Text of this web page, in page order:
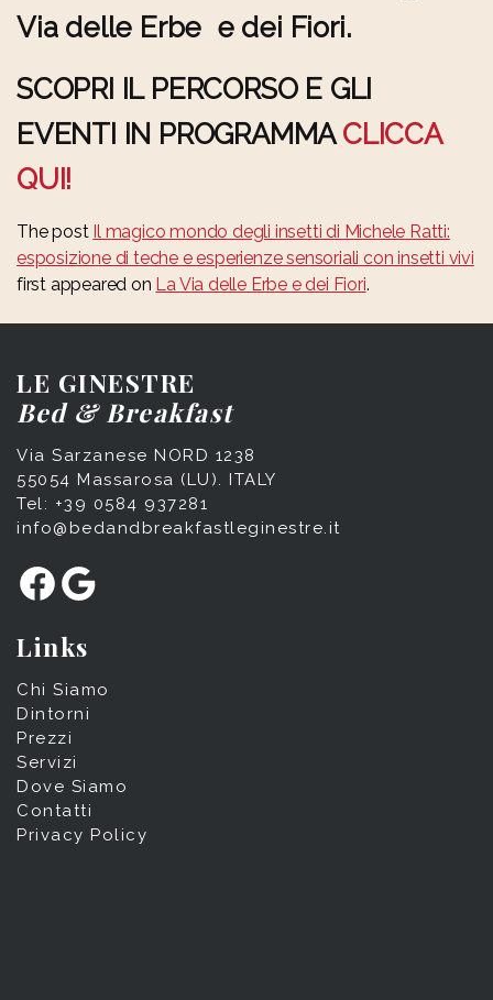
Via delle Erbe e dei Fiori.
SCOPRI IL PERCORSO E GLI
EVENTI IN PROGRAMMACLICCA
QUI!
The post Il magico mondo degli insetti di Michele Ratti:
esposizione di teche e esperienze sensoriali con insetti vivi
first appeared on La Via delle Erbe e dei Fiori.
LE GINESTRE
Bed & Breakfast
Via Sarzanese NORD 1238
55054 Massarosa (LU). ITALY
Tel: +39 0584 937281
info@bedandbreakfastleginestre.it
Facebook Google
Links
Chi Siamo
Dintorni
Prezzi
Servizi
Dove Siamo
Contatti
Privacy Policy